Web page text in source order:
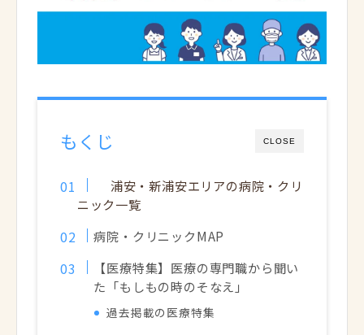
CLOSE
もくじ
浦安・新浦安エリアの病院・クリ
ニック一覧
病院・クリニックMAP
【医療特集】医療の専門職から聞い
た「もしもの時のそなえ」
過去掲載の医療特集